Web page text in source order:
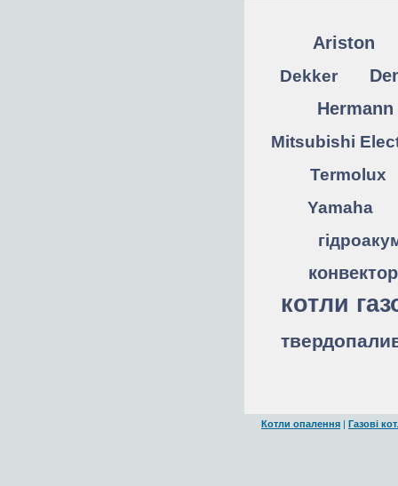
Ariston
Dekker
Hermann
Mitsubishi
Termolux
Yamaha
котли
Котли опалення | Газові